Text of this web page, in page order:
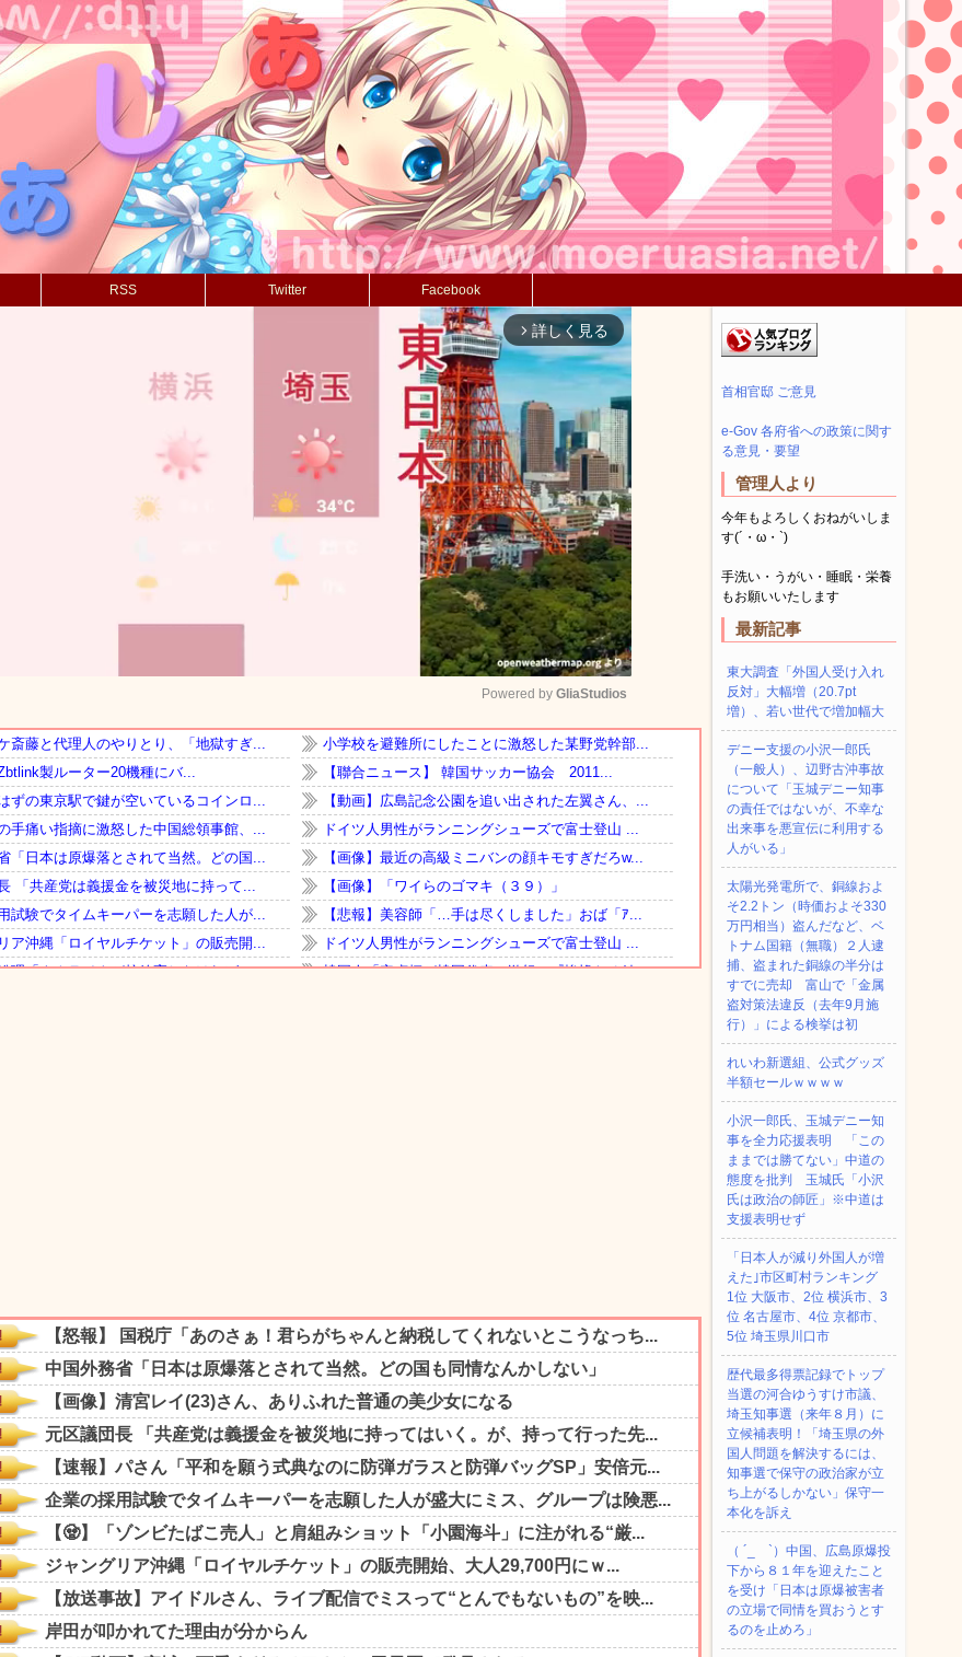
RSS Twitter Facebook
arrow_forward_ios 詳しく見る
Mute
Powered by GliaStudios
首相官邸 ご意見
e-Gov 各府省への政策に関す
る意見・要望
管理人より
今年もよろしくおねがいしま
す(´・ω・`)
手洗い・うがい・睡眠・栄養
もお願いいたします
最新記事
東大調査「外国人受け入れ
反対」大幅増（20.7pt
増）、若い世代で増加幅大
デニー支援の小沢一郎氏
（一般人）、辺野古沖事故
について「玉城デニー知事
の責任ではないが、不幸な
出来事を悪宣伝に利用する
人がいる」
太陽光発電所で、銅線およ
そ2.2トン（時価およそ330
万円相当）盗んだなど、ベ
トナム国籍（無職）２人逮
捕、盗まれた銅線の半分は
すでに売却 富山で「金属
盗対策法違反（去年9月施
行）」による検挙は初
れいわ新選組、公式グッズ
半額セールｗｗｗｗ
小沢一郎氏、玉城デニー知
事を全力応援表明 「この
ままでは勝てない」中道の
態度を批判 玉城氏「小沢
氏は政治の師匠」※中道は
支援表明せず
「日本人が減り外国人が増
えた｣市区町村ランキング
1位 大阪市、2位 横浜市、3
位 名古屋市、4位 京都市、
5位 埼玉県川口市
歴代最多得票記録でトップ
当選の河合ゆうすけ市議、
埼玉知事選（来年８月）に
立候補表明！「埼玉県の外
国人問題を解決するには、
知事選で保守の政治家が立
ち上がるしかない」保守一
本化を訴え
（ ´_ゝ`）中国、広島原爆投
下から８１年を迎えたこと
を受け「日本は原爆被害者
の立場で同情を買おうとす
るのを止めろ」